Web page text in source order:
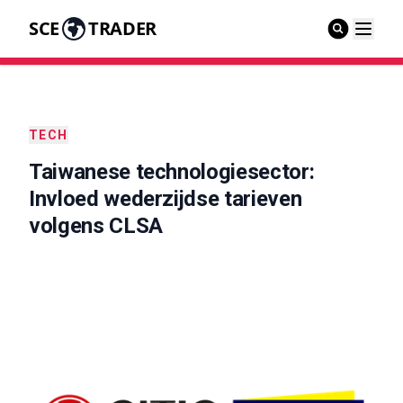
SCE TRADER
TECH
Taiwanese technologiesector:
Invloed wederzijdse tarieven
volgens CLSA